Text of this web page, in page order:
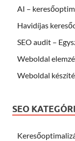
AI –
Havidíjas
SEO audit –
Weboldal
Weboldal
SEO